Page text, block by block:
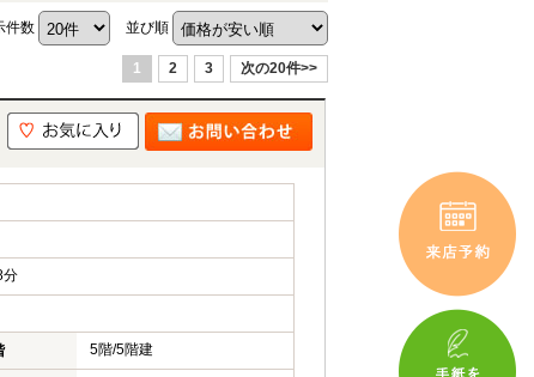
件数 並び順
1 2 3 次の20件>>
5階/5階建